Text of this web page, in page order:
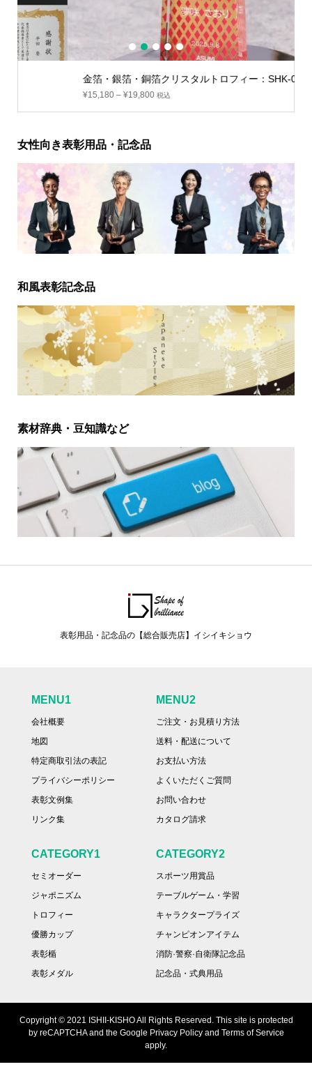
金箔・銀箔・銅箔クリスタルトロフィー：SHK-01
19,800 税込
1 2 3 4 5
女性向き表彰用品・記念品
和風表彰記念品
素材辞典・豆知識など
表彰用品・記念品の【総合販売店】イシイキショウ
MENU1
会社概要
地図
特定商取引法の表記
プライバシーポリシー
表彰文例集
リンク集
MENU2
ご注文・お見積り方法
送料・配送について
お支払い方法
よくいただくご質問
お問い合わせ
カタログ請求
CATEGORY1
セミオーダー
ジャポニズム
トロフィー
優勝カップ
表彰楯
表彰メダル
CATEGORY2
スポーツ用賞品
テーブルゲーム・学習
キャラクタープライズ
チャンピオンアイテム
消防·警察·自衛隊記念品
記念品・式典用品
Copyright © 2021 ISHII-KISHO All Rights Reserved. This site is protected
by reCAPTCHA and the Google Privacy Policy and Terms of Service
apply.